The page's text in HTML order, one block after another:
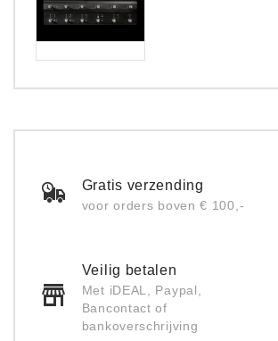
Gratis verzending
voor orders boven € 100,-
Veilig betalen
Met iDEAL, Paypal,
Bancontact of
bankoverschrijving